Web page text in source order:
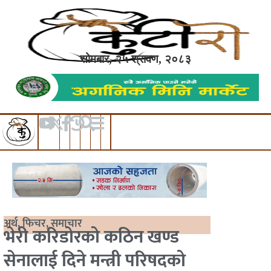
सोमबार, २५ श्रावण, २०८३
अर्थ,फिचर,समाचार
भेरी करिडोरको कठिन खण्ड
सेनालाई दिने मन्त्री परिषदको